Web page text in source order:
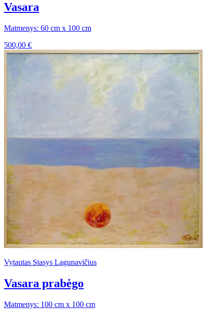
Vasara
Matmenys: 60 cm x 100 cm
500,00 €
Vytautas Stasys Lagunavičius
Vasara prabėgo
Matmenys: 100 cm x 100 cm